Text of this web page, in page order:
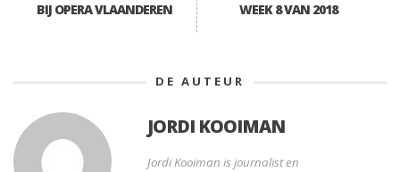
BIJ OPERA VLAANDEREN
WEEK 8 VAN 2018
DE AUTEUR
JORDI KOOIMAN
Jordi Kooiman is journalist en